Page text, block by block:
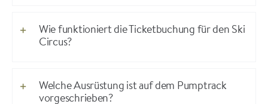
Wie funktioniert die Ticketbuchung für den Ski
Circus?
Welche Ausrüstung ist auf dem Pumptrack
vorgeschrieben?